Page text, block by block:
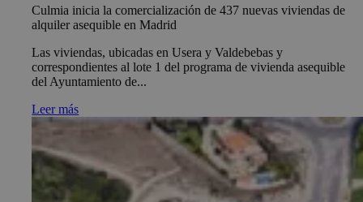
Culmia inicia la comercialización de 437 nuevas viviendas de
alquiler asequible en Madrid
Las viviendas, ubicadas en Usera y Valdebebas y
correspondientes al lote 1 del programa de vivienda asequible
del Ayuntamiento de...
Leer más